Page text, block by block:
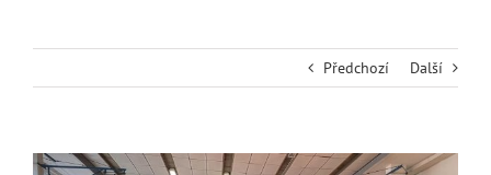
Předchozí Další
Zobrazit